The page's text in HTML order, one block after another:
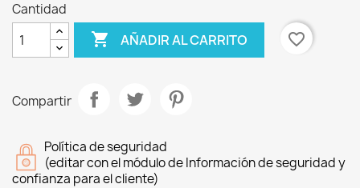
Cantidad
 AÑADIR AL CARRITO favorite_border
Compartir
Política de seguridad
(editar con el módulo de Información de seguridad y
confianza para el cliente)